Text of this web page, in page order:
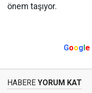
önem taşıyor.
Google
HABERE YORUM KAT